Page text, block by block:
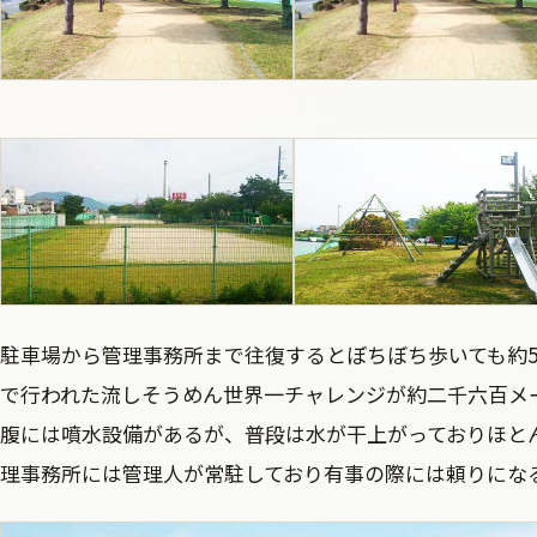
駐車場から管理事務所まで往復するとぼちぼち歩いても
で行われた流しそうめん世界一チャレンジが約二千六百
腹には噴水設備があるが、普段は水が干上がっておりほ
理事務所には管理人が常駐しており有事の際には頼りにな